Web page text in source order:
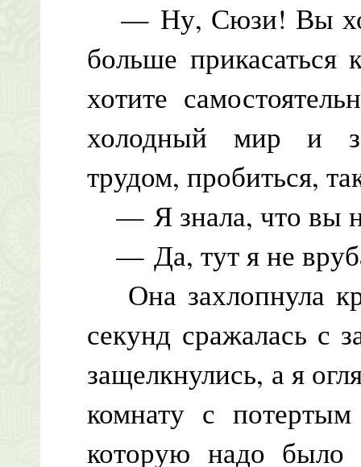
— Ну, Сюзи! Вы
больше
хотите
холодный мир и
трудом, пробиться,
— Я знала, что вы
— Да, тут я не
Она захлопнула
секунд сражалась с
защелкнулись, а я
комнату с
которую надо было